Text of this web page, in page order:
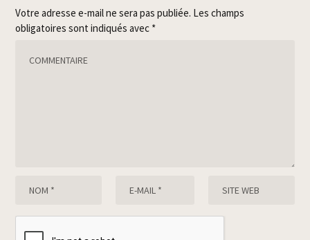
Votre adresse e-mail ne sera pas publiée. Les champs
obligatoires sont indiqués avec *